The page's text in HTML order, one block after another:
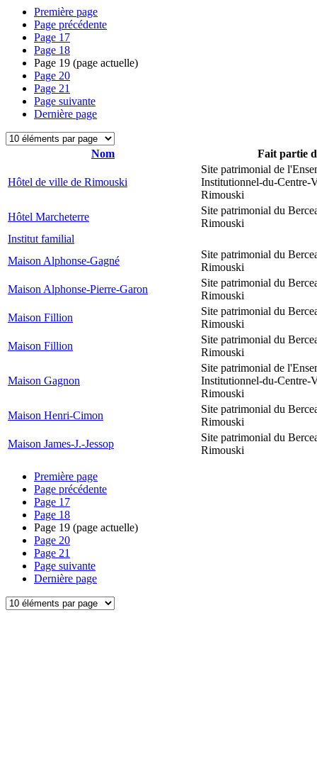
Première page
Page précédente
Page 17
Page 18
Page 19 (page actuelle)
Page 20
Page 21
Page suivante
Dernière page
Nom Fait partie
Hôtel de ville de Rimouski
Site patrimonial de
Institutionnel-du-Centre-
Rimouski
Hôtel Marcheterre
Site patrimonial du
Rimouski
Institut familial
Maison Alphonse-Gagné
Site patrimonial du
Rimouski
Maison Alphonse-Pierre-Garon
Site patrimonial du
Rimouski
Maison Fillion
Site patrimonial du
Rimouski
Maison Fillion
Site patrimonial du
Rimouski
Maison Gagnon
Site patrimonial de
Institutionnel-du-Centre-
Rimouski
Maison Henri-Cimon
Site patrimonial du
Rimouski
Maison James-J.-Jessop
Site patrimonial du
Rimouski
Première page
Page précédente
Page 17
Page 18
Page 19 (page actuelle)
Page 20
Page 21
Page suivante
Dernière page